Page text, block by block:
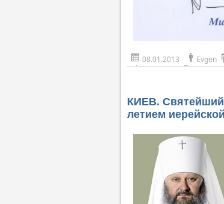
08.01.2013 Evgen
КИЕВ. Святейший
летием